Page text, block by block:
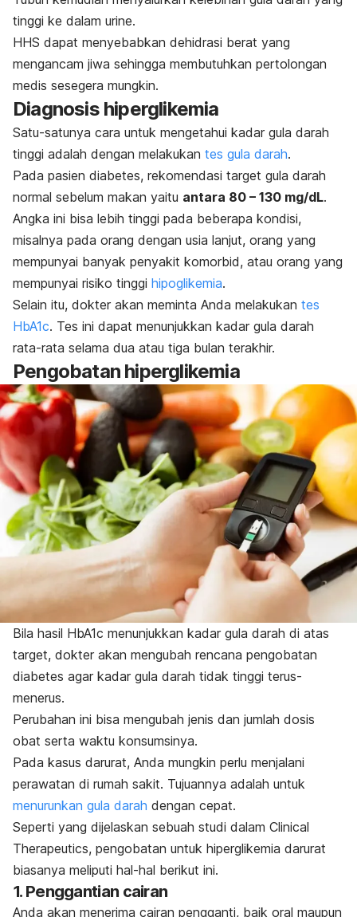
tinggi ke dalam urine.
HHS dapat menyebabkan dehidrasi berat yang
mengancam jiwa sehingga membutuhkan pertolongan
medis sesegera mungkin.
Diagnosis hiperglikemia
Satu-satunya cara untuk mengetahui kadar gula darah
tinggi adalah dengan melakukan tes gula darah.
Pada pasien diabetes, rekomendasi target gula darah
normal sebelum makan yaitu antara 80 – 130 mg/dL.
Angka ini bisa lebih tinggi pada beberapa kondisi,
misalnya pada orang dengan usia lanjut, orang yang
mempunyai banyak penyakit komorbid, atau orang yang
mempunyai risiko tinggi hipoglikemia.
Selain itu, dokter akan meminta Anda melakukan tes
HbA1c. Tes ini dapat menunjukkan kadar gula darah
rata-rata selama dua atau tiga bulan terakhir.
Pengobatan hiperglikemia
Bila hasil HbA1c menunjukkan kadar gula darah di atas
target, dokter akan mengubah rencana pengobatan
diabetes agar kadar gula darah tidak tinggi terus-
menerus.
Perubahan ini bisa mengubah jenis dan jumlah dosis
obat serta waktu konsumsinya.
Pada kasus darurat, Anda mungkin perlu menjalani
perawatan di rumah sakit. Tujuannya adalah untuk
menurunkan gula darah dengan cepat.
Seperti yang dijelaskan sebuah studi dalam Clinical
Therapeutics, pengobatan untuk hiperglikemia darurat
biasanya meliputi hal-hal berikut ini.
1. Penggantian cairan
Anda akan menerima cairan pengganti, baik oral maupun